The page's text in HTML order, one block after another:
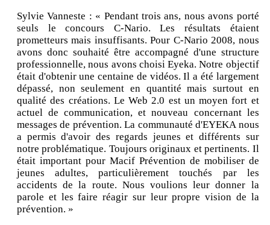
Sylvie Vanneste : « Pendant trois ans, nous avons porté
seuls le concours C-Nario. Les résultats étaient
prometteurs mais insuffisants. Pour C-Nario 2008, nous
avons donc souhaité être accompagné d'une structure
professionnelle, nous avons choisi Eyeka. Notre objectif
était d'obtenir une centaine de vidéos. Il a été largement
dépassé, non seulement en quantité mais surtout en
qualité des créations. Le Web 2.0 est un moyen fort et
actuel de communication, et nouveau concernant les
messages de prévention. La communauté d'EYEKA nous
a permis d'avoir des regards jeunes et différents sur
notre problématique. Toujours originaux et pertinents. Il
était important pour Macif Prévention de mobiliser de
jeunes adultes, particulièrement touchés par les
accidents de la route. Nous voulions leur donner la
parole et les faire réagir sur leur propre vision de la
prévention. »